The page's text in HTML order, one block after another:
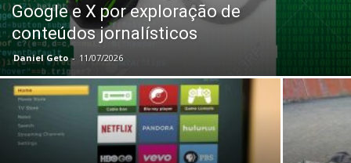
Google e X por exploração de
conteúdos jornalísticos
Daniel Geto - 11/07/2026